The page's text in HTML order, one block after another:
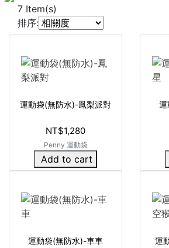
7 Item(s)
排序:
運動袋(無防水)-鳳梨派對
NT$1,280
Penny 運動袋
Add to cart
運
運動袋(無防水)-車車 運